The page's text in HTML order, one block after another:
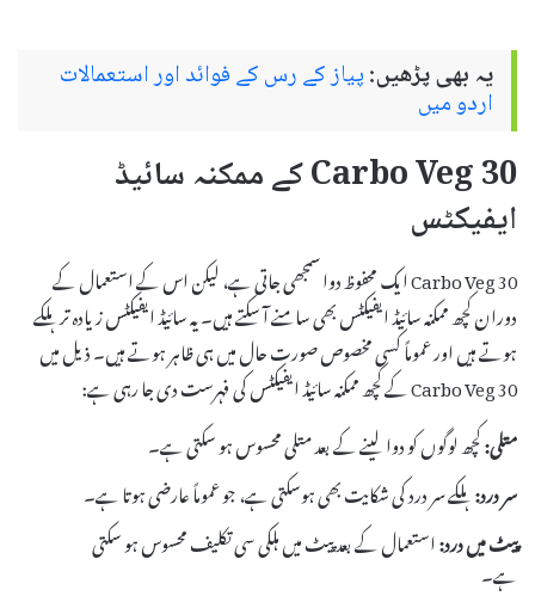
یہ بھی پڑھیں:پياز کے رس کے فوائد اور استعمالات
اردو میں
Carbo Veg 30 کے ممکنہ سائیڈ
ایفیکٹس
Carbo Veg 30 ایک محفوظ دوا سمجھی جاتی ہے، لیکن اس کے استعمال کے
دوران کچھ ممکنہ سائیڈ ایفیکٹس بھی سامنے آ سکتے ہیں۔ یہ سائیڈ ایفیکٹس زیادہ تر ہلکے
ہوتے ہیں اور عموماً کسی مخصوص صورت حال میں ہی ظاہر ہوتے ہیں۔ ذیل میں
Carbo Veg 30 کے کچھ ممکنہ سائیڈ ایفیکٹس کی فہرست دی جا رہی ہے:
متلی:کچھ لوگوں کو دوا لینے کے بعد متلی محسوس ہو سکتی ہے۔
سر درد:ہلکے سر درد کی شکایت بھی ہوسکتی ہے، جو عموماً عارضی ہوتا ہے۔
پیٹ میں درد:استعمال کے بعد پیٹ میں ہلکی سی تکلیف محسوس ہو سکتی
ہے۔